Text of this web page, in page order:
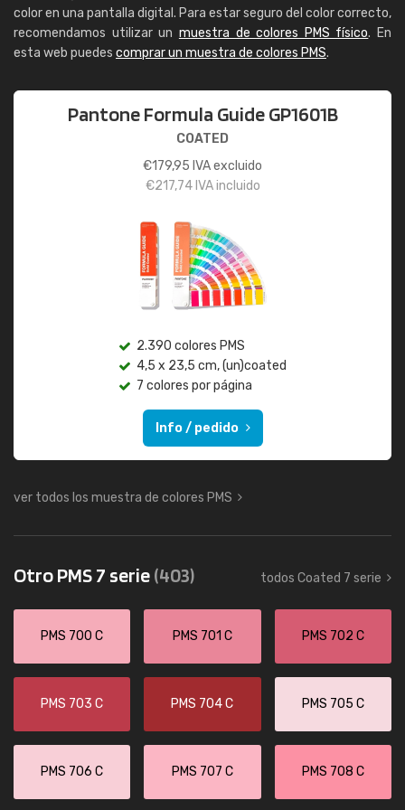
color en una pantalla digital. Para estar seguro del color correcto,
recomendamos utilizar un muestra de colores PMS físico. En
esta web puedes comprar un muestra de colores PMS.
Pantone Formula Guide GP1601B
COATED
€179,95 IVA excluido
€217,74IVA incluido
2.390 colores PMS
4,5 x 23,5 cm, (un)coated
7 colores por página
Info / pedido
ver todos los muestra de colores PMS
Otro PMS 7 serie(403) todos Coated 7 serie
PMS 700 C PMS 701 C PMS 702 C
PMS 703 C PMS 704 C PMS 705 C
PMS 706 C PMS 707 C PMS 708 C